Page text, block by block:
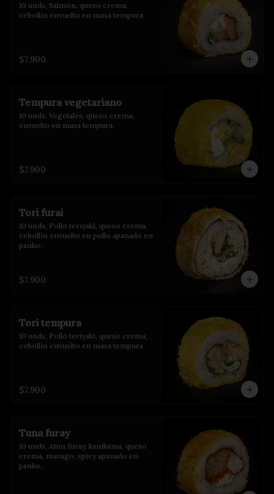
10 unds, Salmón, queso crema,
cebollin envuelto en masa tempura.
$7.900
Tempura vegetariano
10 unds, Vegetales, queso crema,
envuelto en masa tempura.
$7.900
Tori furai
10 unds, Pollo teriyaki, queso crema,
cebollín envuelto en pollo apanado en
panko.
$7.900
Tori tempura
10 unds, Pollo teriyaki, queso crema,
cebollin envuelto en masa tempura
$7.900
Tuna furay
10 unds, Atún furay, kanikama, queso
crema, masago, spicy apanado en
panko.